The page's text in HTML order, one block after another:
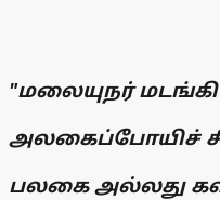
"மலையுநர் மடங்கி
அலகைப்போயிச்
பலகை அல்லது